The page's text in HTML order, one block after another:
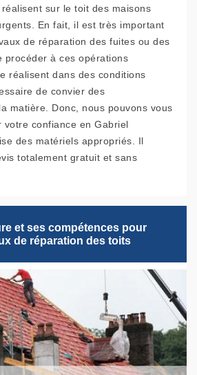
sur le toit des maisons
En fait, il est très important
de réparation des fuites ou des
procéder à ces opérations
réalisent dans des conditions
de convier des
matière. Donc, nous pouvons vous
votre confiance en Gabriel
des matériels appropriés. Il
totalement gratuit et sans
et ses compétences pour
de réparation des toits